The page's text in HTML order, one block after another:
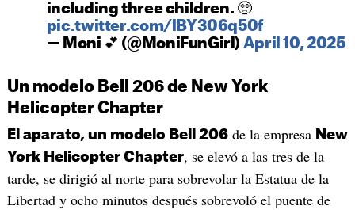
including three children. 🥺
pic.twitter.com/lBY306q50f
— Moni 💕 (@MoniFunGirl) April 10, 2025
Un modelo Bell 206 de New York
Helicopter Chapter
El aparato, un modelo Bell 206de la empresa New
York Helicopter Chapter, se elevó a las tres de la
tarde, se dirigió al norte para sobrevolar la Estatua de la
Libertad y ocho minutos después sobrevoló el puente de